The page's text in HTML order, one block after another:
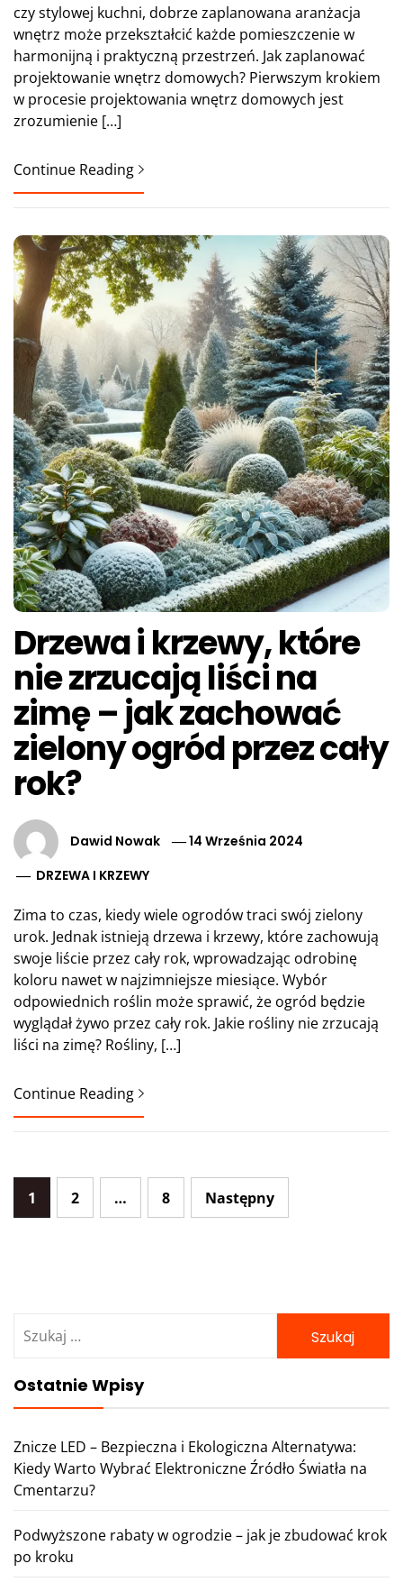
czy stylowej kuchni, dobrze zaplanowana aranżacja
wnętrz może przekształcić każde pomieszczenie w
harmonijną i praktyczną przestrzeń. Jak zaplanować
projektowanie wnętrz domowych? Pierwszym krokiem
w procesie projektowania wnętrz domowych jest
zrozumienie […]
Continue Reading
Drzewa i krzewy, które
nie zrzucają liści na
zimę – jak zachować
zielony ogród przez cały
rok?
Dawid Nowak
14 Września 2024
DRZEWA I KRZEWY
Zima to czas, kiedy wiele ogrodów traci swój zielony
urok. Jednak istnieją drzewa i krzewy, które zachowują
swoje liście przez cały rok, wprowadzając odrobinę
koloru nawet w najzimniejsze miesiące. Wybór
odpowiednich roślin może sprawić, że ogród będzie
wyglądał żywo przez cały rok. Jakie rośliny nie zrzucają
liści na zimę? Rośliny, […]
Continue Reading
Nawigacja
po
1 2 … 8 Następny
Ostatnie Wpisy
Znicze LED – Bezpieczna i Ekologiczna Alternatywa:
Kiedy Warto Wybrać Elektroniczne Źródło Światła na
Cmentarzu?
Podwyższone rabaty w ogrodzie – jak je zbudować krok
po kroku
Znicze LED – Bezpieczna i